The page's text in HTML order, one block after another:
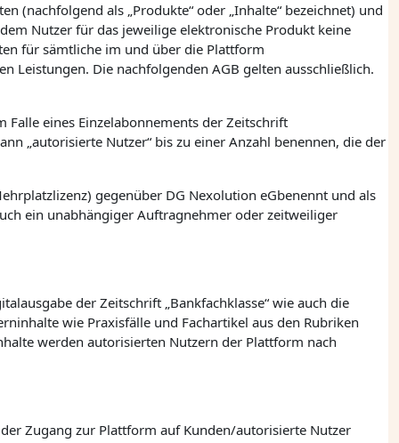
(nachfolgend als „Produkte“ oder „Inhalte“ bezeichnet) und
Nutzer für das jeweilige elektronische Produkt keine
für sämtliche im und über die Plattform
Leistungen. Die nachfolgenden AGB gelten ausschließlich.
Falle eines Einzelabonnements der Zeitschrift
„autorisierte Nutzer“ bis zu einer Anzahl benennen, die der
gegenüber DG Nexolution eGbenennt und als
ein unabhängiger Auftragnehmer oder zeitweiliger
der Zeitschrift „Bankfachklasse“ wie auch die
wie Praxisfälle und Fachartikel aus den Rubriken
werden autorisierten Nutzern der Plattform nach
Zugang zur Plattform auf Kunden/autorisierte Nutzer